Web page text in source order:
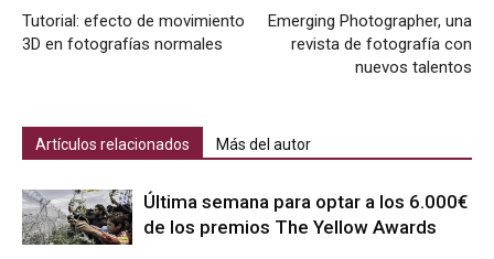
Tutorial: efecto de movimiento
3D en fotografías normales
Emerging Photographer, una
revista de fotografía con
nuevos talentos
Artículos relacionados Más del autor
Última semana para optar a los 6.000€
de los premios The Yellow Awards